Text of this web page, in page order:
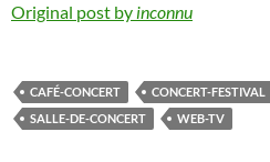
Original post by inconnu
CAFÉ-CONCERT CONCERT-FESTIVAL
SALLE-DE-CONCERT
WEB-TV